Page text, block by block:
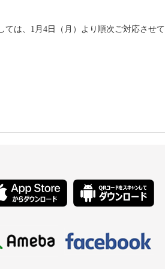
は、 1 月 4 日（ 月 ）より順次ご対応させて